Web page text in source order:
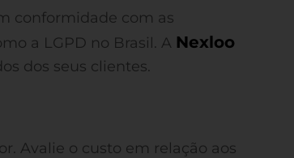
conformidade com as
a LGPD no Brasil. A Nexloo
dos seus clientes.
Avalie o custo em relação aos